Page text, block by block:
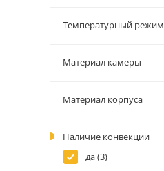
Температурный режим
Материал камеры
Материал корпуса
Наличие конвекции
да (3)